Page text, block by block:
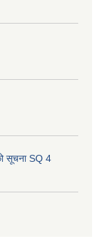
सूचना SQ 4